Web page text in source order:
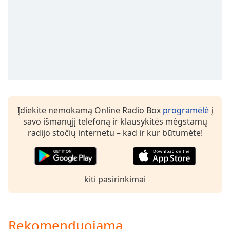
window.
Color
Įdiekite nemokamą Online Radio Box programėlėį
savo išmanųjį telefoną ir klausykitės mėgstamų
radijo stočių internetu – kad ir kur būtumėte!
kiti pasirinkimai